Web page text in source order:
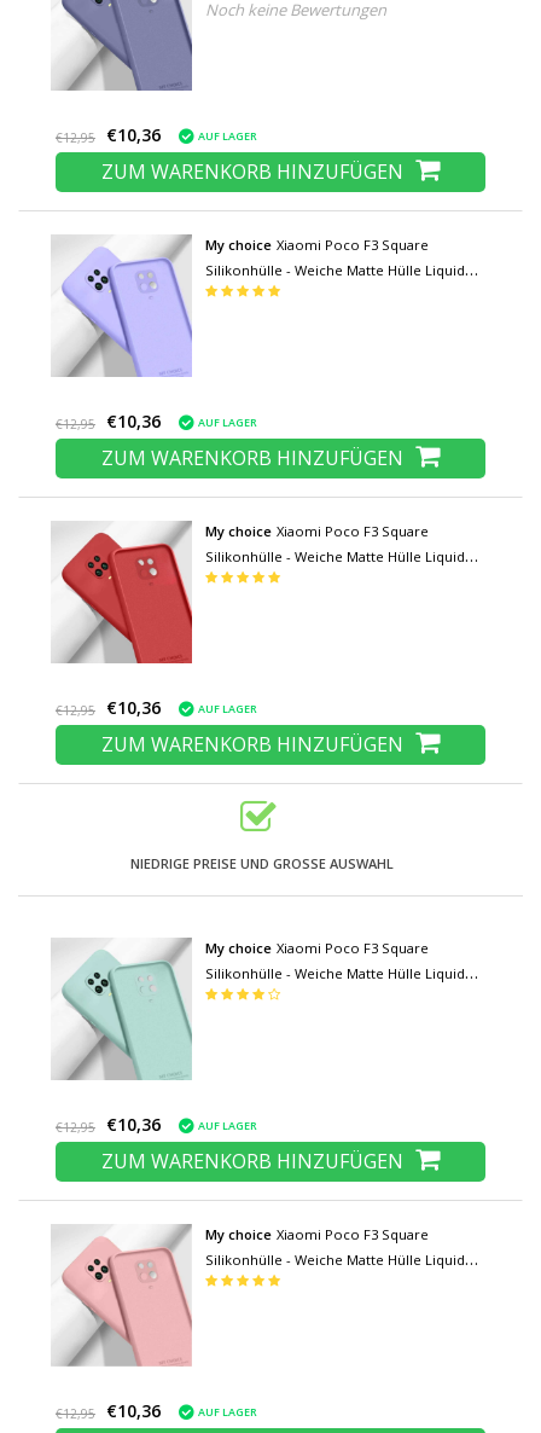
Cover Dunkelviolett
Noch keine Bewertungen
€12,95 €10,36 AUF LAGER
ZUM WARENKORB HINZUFÜGEN
My choice Xiaomi Poco F3 Square
Silikonhülle - Weiche Matte Hülle Liquid
Cover Hellviolett
€12,95 €10,36 AUF LAGER
ZUM WARENKORB HINZUFÜGEN
My choice Xiaomi Poco F3 Square
Silikonhülle - Weiche Matte Hülle Liquid
Cover Rot
€12,95 €10,36 AUF LAGER
ZUM WARENKORB HINZUFÜGEN
NIEDRIGE PREISE UND GROSSE AUSWAHL
My choice Xiaomi Poco F3 Square
Silikonhülle - Weiche Matte Hülle Liquid
Cover Hellgrün
€12,95 €10,36 AUF LAGER
ZUM WARENKORB HINZUFÜGEN
My choice Xiaomi Poco F3 Square
Silikonhülle - Weiche Matte Hülle Liquid
Cover Pink
€12,95 €10,36 AUF LAGER